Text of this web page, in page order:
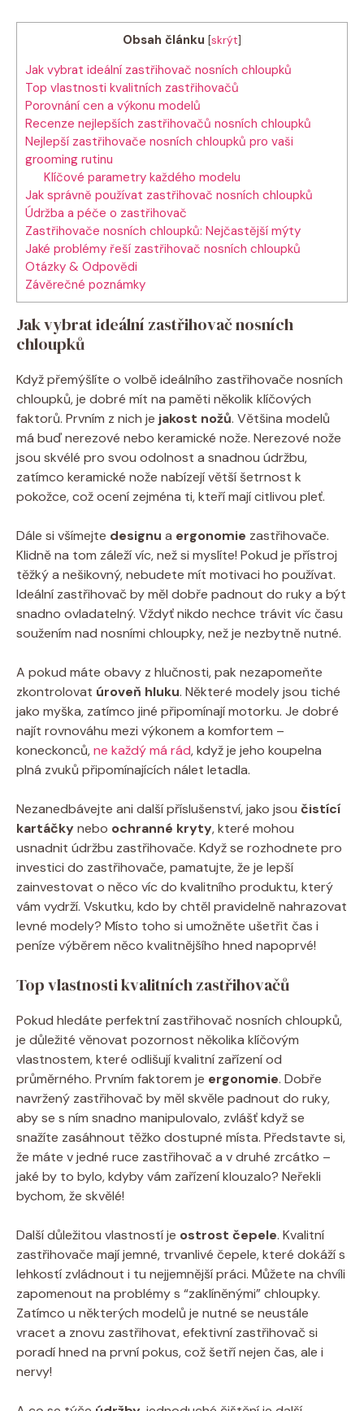
Obsah článku [skrýt]
Jak vybrat ideální zastřihovač nosních chloupků
Top vlastnosti kvalitních zastřihovačů
Porovnání cen a výkonu modelů
Recenze nejlepších zastřihovačů nosních chloupků
Nejlepší zastřihovače nosních chloupků pro vaši
grooming rutinu
Klíčové parametry každého modelu
Jak správně používat zastřihovač nosních chloupků
Údržba a péče o zastřihovač
Zastřihovače nosních chloupků: Nejčastější mýty
Jaké problémy řeší zastřihovač nosních chloupků
Otázky & Odpovědi
Závěrečné poznámky
Jak vybrat ideální zastřihovač nosních
chloupků
Když přemýšlíte o volbě ideálního zastřihovače nosních
chloupků, je dobré mít na paměti několik klíčových
faktorů. Prvním z nich je jakost nožů. Většina modelů
má buď nerezové nebo keramické nože. Nerezové nože
jsou skvélé pro svou odolnost a snadnou údržbu,
zatímco keramické nože nabízejí větší šetrnost k
pokožce, což ocení zejména ti, kteří mají citlivou pleť.
Dále si všímejte designu a ergonomie zastřihovače.
Klidně na tom záleží víc, než si myslíte! Pokud je přístroj
těžký a nešikovný, nebudete mít motivaci ho používat.
Ideální zastřihovač by měl dobře padnout do ruky a být
snadno ovladatelný. Vždyť nikdo nechce trávit víc času
soužením nad nosními chloupky, než je nezbytně nutné.
A pokud máte obavy z hlučnosti, pak nezapomeňte
zkontrolovat úroveň hluku. Některé modely jsou tiché
jako myška, zatímco jiné připomínají motorku. Je dobré
najít rovnováhu mezi výkonem a komfortem –
koneckonců,ne každý má rád, když je jeho koupelna
plná zvuků připomínajících nálet letadla.
Nezanedbávejte ani další příslušenství, jako jsou čistící
kartáčkynebo ochranné kryty, které mohou
usnadnit údržbu zastřihovače. Když se rozhodnete pro
investici do zastřihovače, pamatujte, že je lepší
zainvestovat o něco víc do kvalitního produktu, který
vám vydrží. Vskutku, kdo by chtěl pravidelně nahrazovat
levné modely? Místo toho si umožněte ušetřit čas i
peníze výběrem něco kvalitnějšího hned napoprvé!
Top vlastnosti kvalitních zastřihovačů
Pokud hledáte perfektní zastřihovač nosních chloupků,
je důležité věnovat pozornost několika klíčovým
vlastnostem, které odlišují kvalitní zařízení od
průměrného. Prvním faktorem je ergonomie. Dobře
navržený zastřihovač by měl skvěle padnout do ruky,
aby se s ním snadno manipulovalo, zvlášť když se
snažíte zasáhnout těžko dostupné místa. Představte si,
že máte v jedné ruce zastřihovač a v druhé zrcátko –
jaké by to bylo, kdyby vám zařízení klouzalo? Neřekli
bychom, že skvělé!
Další důležitou vlastností je ostrost čepele. Kvalitní
zastřihovače mají jemné, trvanlivé čepele, které dokáží s
lehkostí zvládnout i tu nejjemnější práci. Můžete na chvíli
zapomenout na problémy s “zaklíněnými” chloupky.
Zatímco u některých modelů je nutné se neustále
vracet a znovu zastřihovat, efektivní zastřihovač si
poradí hned na první pokus, což šetří nejen čas, ale i
nervy!